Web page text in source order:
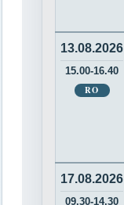
13.08.2026
15.00-16.40
RO
17.08.2026
09.30-14.30